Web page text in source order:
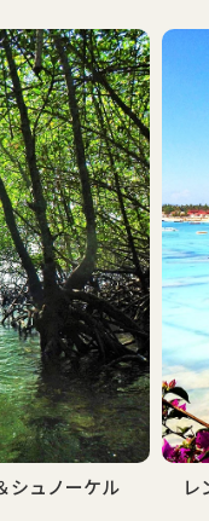
シュノーケル
レ